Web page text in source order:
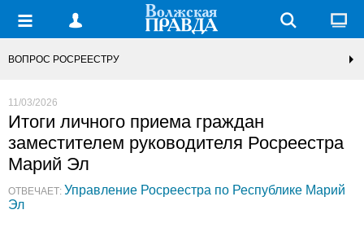
ВОПРОС РОСРЕЕСТРУ
11/03/2026
Итоги личного приема граждан
заместителем руководителя Росреестра
Марий Эл
ОТВЕЧАЕТ: Управление Росреестра по Республике Марий
Эл